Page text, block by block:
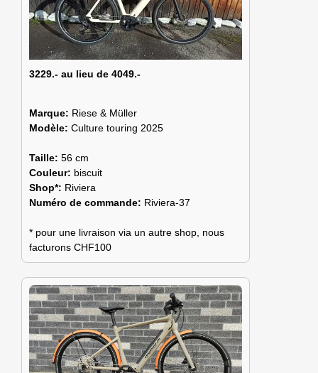
3229.- au lieu de 4049.-
Marque: Riese & Müller
Modèle: Culture touring 2025
Taille: 56 cm
Couleur: biscuit
Shop*: Riviera
Numéro de commande: Riviera-37
* pour une livraison via un autre shop, nous
facturons CHF100